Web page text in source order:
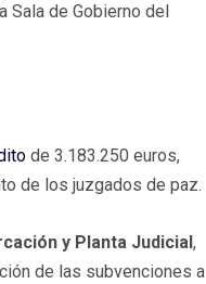
de Gobierno del
de 3.183.250 euros,
de los juzgados de paz.
y Planta Judicial ,
de las subvenciones a